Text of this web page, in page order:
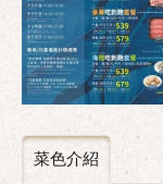
菜色介紹